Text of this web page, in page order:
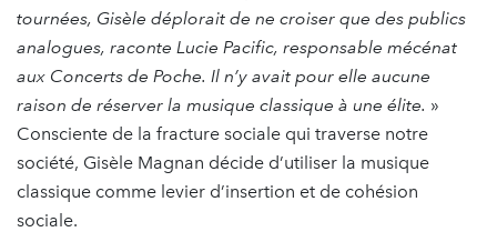
tournées, Gisèle déplorait de ne croiser que des publics
analogues, raconte Lucie Pacific, responsable mécénat
aux Concerts de Poche. Il n’y avait pour elle aucune
raison de réserver la musique classique à une élite. »
Consciente de la fracture sociale qui traverse notre
société, Gisèle Magnan décide d’utiliser la musique
classique comme levier d’insertion et de cohésion
sociale.